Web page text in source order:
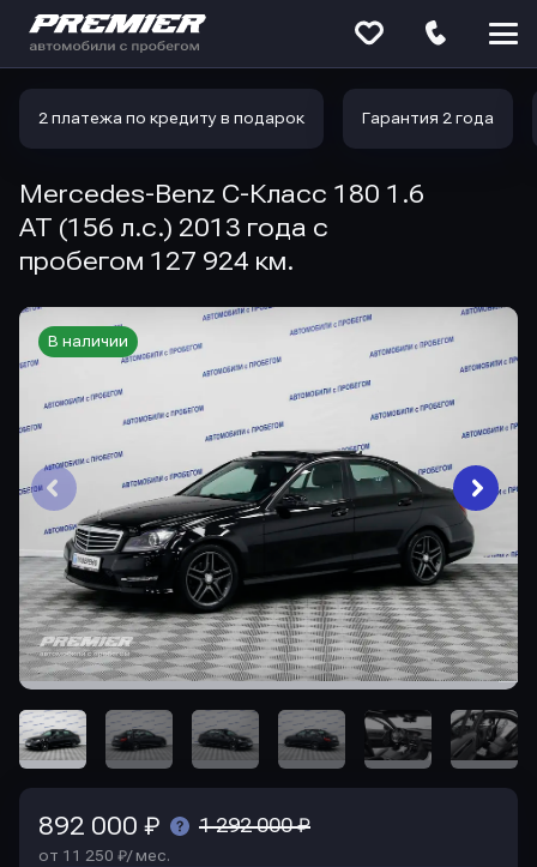
2 платежа по кредиту в подарок Гарантия 2 года
Mercedes-Benz C-Класс 180 1.6
AT (156 л.с.) 2013 года с
пробегом 127 924 км.
В наличии
892 000 ₽ 1 292 000 ₽
от 11 250 ₽/ мес.